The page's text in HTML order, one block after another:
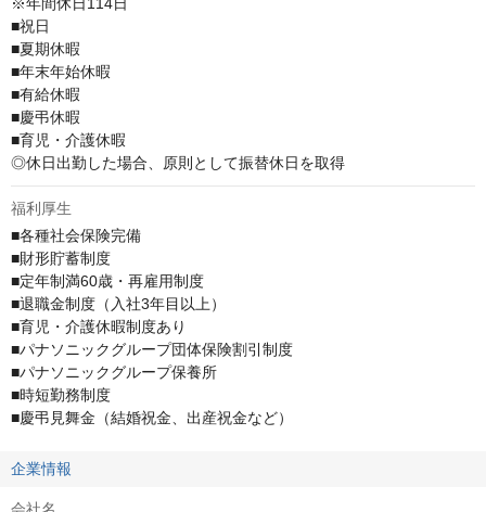
※年間休日114日
■祝日
■夏期休暇
■年末年始休暇
■有給休暇
■慶弔休暇
■育児・介護休暇
◎休日出勤した場合、原則として振替休日を取得
福利厚生
■各種社会保険完備
■財形貯蓄制度
■定年制満60歳・再雇用制度
■退職金制度（入社3年目以上）
■育児・介護休暇制度あり
■パナソニックグループ団体保険割引制度
■パナソニックグループ保養所
■時短勤務制度
■慶弔見舞金（結婚祝金、出産祝金など）
企業情報